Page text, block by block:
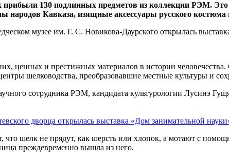
прибыли 130 подлинных предметов из коллекции РЭМ.
народов Кавказа, изящные аксессуары русского костюма
ценных и престижных материалов в истории
шелководства, преобразовавшие местные культуры и
сотрудника РЭМ, кандидата культурологии Лусинэ
дворца открылась выставка «Дом занимательной
что шелк не прядут, как шерсть или хлопок, а мотают с
преждевременно вышла из него.